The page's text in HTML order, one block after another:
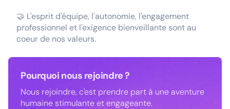
🤝 L'esprit d'équipe, l'autonomie, l'engagement
professionnel et l'exigence bienveillante sont au
coeur de nos valeurs.
Pourquoi nous rejoindre ?
Nous rejoindre, c'est prendre part à une aventure
humaine stimulante et engageante.